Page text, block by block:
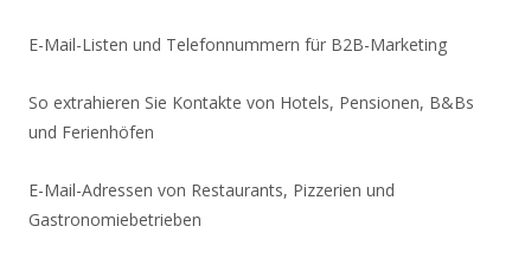
E-Mail-Listen und Telefonnummern für B2B-Marketing
So extrahieren Sie Kontakte von Hotels, Pensionen, B&Bs
und Ferienhöfen
E-Mail-Adressen von Restaurants, Pizzerien und
Gastronomiebetrieben